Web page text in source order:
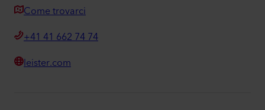
Come trovarci
+41 41 662 74 74
leister.com